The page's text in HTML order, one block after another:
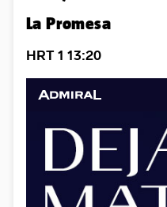
La Promesa
HRT 1 13:20